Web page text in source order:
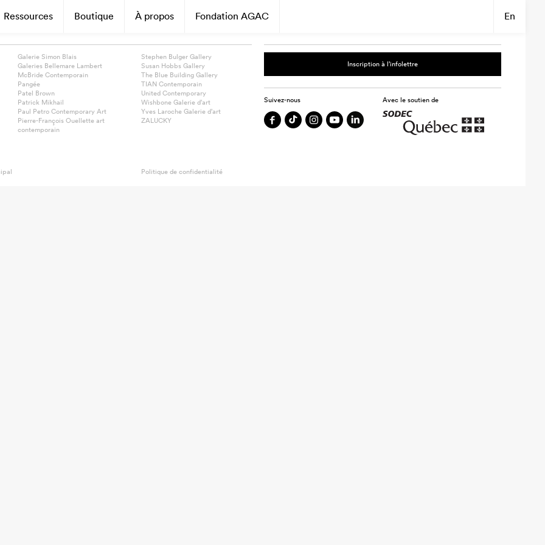
Ressources Boutique À propos Fondation AGAC En
Galerie Simon Blais
Galeries Bellemare Lambert
McBride Contemporain
Pangée
Patel Brown
Patrick Mikhail
Paul Petro Contemporary Art
Pierre-François Ouellette art
contemporain
Stephen Bulger Gallery
Susan Hobbs Gallery
The Blue Building Gallery
TIAN Contemporain
United Contemporary
Wishbone Galerie d’art
Yves Laroche Galerie d’art
ZALUCKY
Inscription à l’infolettre
Suivez-nous Avec le soutien de
Politique de confidentialité